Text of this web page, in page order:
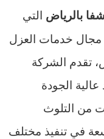
بالرياض التي
مجال خدمات العزل
تقدم الشركة
الجودة
من التلوث
في تنفيذ مختلف